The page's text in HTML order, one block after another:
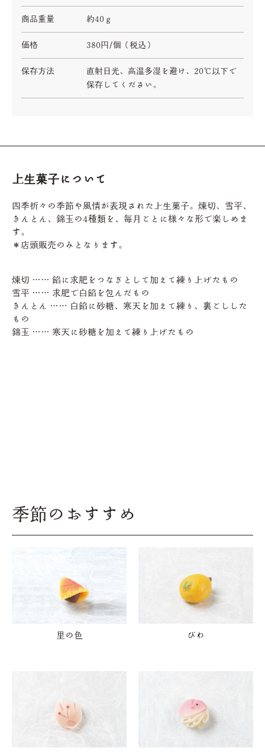
商品重量 約40ｇ
価格 380円/個（税込）
保存方法
直射日光、高温多湿を避け、20℃以下で
保存してください。
上生菓子について
四季折々の季節や風情が表現された上生菓子。煉切、雪平、
きんとん、錦玉の4種類を、毎月ごとに様々な形で楽しめま
す。
＊店頭販売のみとなります。
煉切 …… 餡に求肥をつなぎとして加えて練り上げたもの
雪平 …… 求肥で白餡を包んだもの
きんとん …… 白餡に砂糖、寒天を加えて練り、裏ごしした
もの
錦玉 …… 寒天に砂糖を加えて練り上げたもの
季節のおすすめ
里の色 びわ